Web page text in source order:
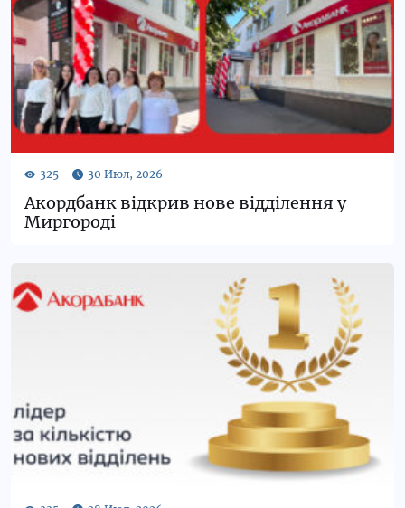
Акордбанк відкрив нове відділення у
Миргороді